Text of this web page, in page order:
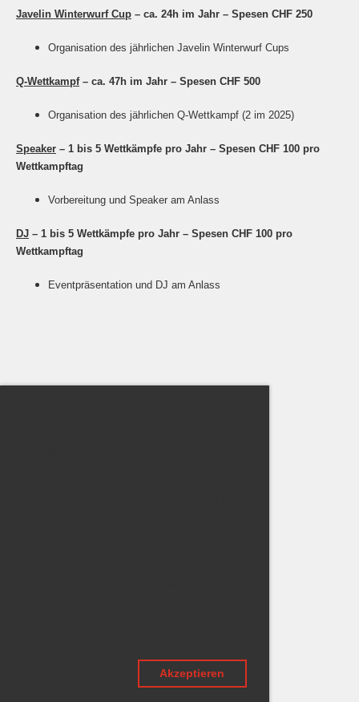
Akzeptieren
Javelin Winterwurf Cup – ca. 24h im Jahr – Spesen CHF 250
Organisation des jährlichen Javelin Winterwurf Cups
Q-Wettkampf– ca. 47h im Jahr – Spesen CHF 500
Organisation des jährlichen Q-Wettkampf (2 im 2025)
Speaker – 1 bis 5 Wettkämpfe pro Jahr – Spesen CHF 100 pro
Wettkampftag
Vorbereitung und Speaker am Anlass
DJ – 1 bis 5 Wettkämpfe pro Jahr – Spesen CHF 100 pro
Wettkampftag
Eventpräsentation und DJ am Anlass